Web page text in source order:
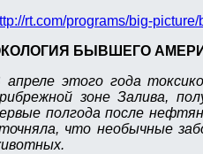
rt.com/programs/big-
БЫВШЕГО
апреле этого года
зоне Залива,
полгода после
что необычные